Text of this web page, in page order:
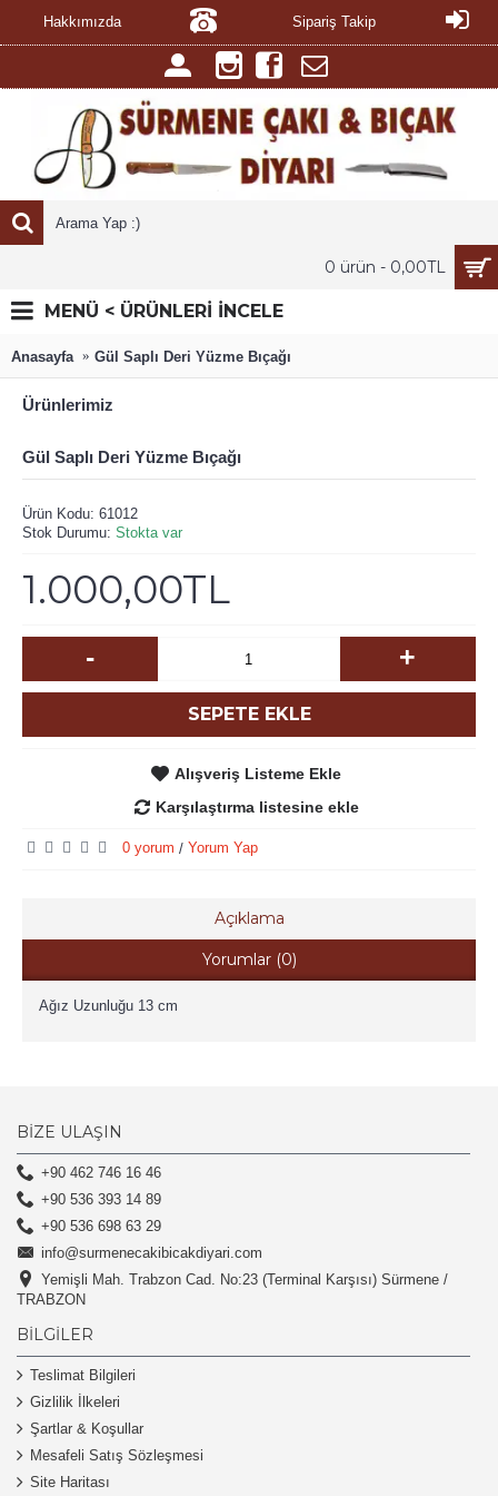
Hakkımızda Sipariş Takip
0 ürün - 0,00TL
MENÜ < ÜRÜNLERİ İNCELE
Anasayfa Gül Saplı Deri Yüzme Bıçağı
Ürünlerimiz
Gül Saplı Deri Yüzme Bıçağı
Ürün Kodu: 61012
Stok Durumu: Stokta var
1.000,00TL
- +
SEPETE EKLE
Alışveriş Listeme Ekle
Karşılaştırma listesine ekle
0 yorum / Yorum Yap
Açıklama
Yorumlar (0)
Ağız Uzunluğu 13 cm
BIZE ULAŞIN
+90 462 746 16 46
+90 536 393 14 89
+90 536 698 63 29
info@surmenecakibicakdiyari.com
Yemişli Mah. Trabzon Cad. No:23 (Terminal Karşısı) Sürmene /
TRABZON
BILGILER
Teslimat Bilgileri
Gizlilik İlkeleri
Şartlar & Koşullar
Mesafeli Satış Sözleşmesi
Site Haritası